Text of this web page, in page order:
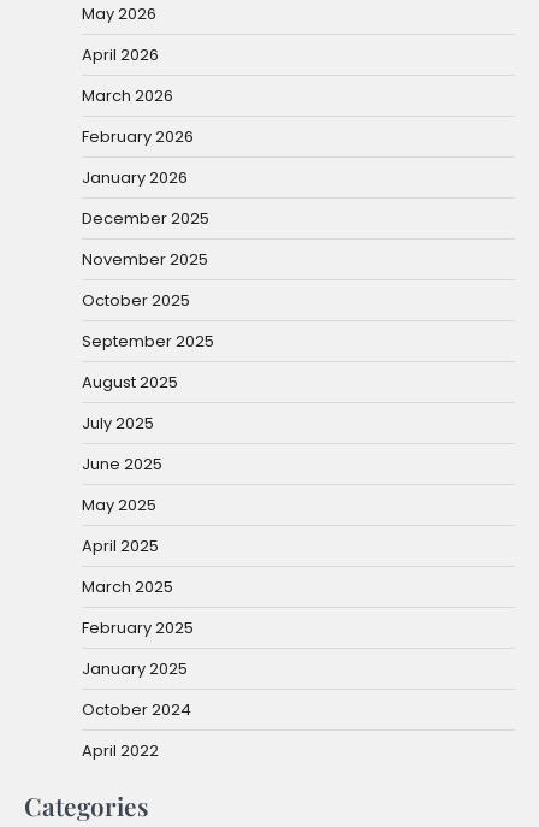
May 2026
April 2026
March 2026
February 2026
January 2026
December 2025
November 2025
October 2025
September 2025
August 2025
July 2025
June 2025
May 2025
April 2025
March 2025
February 2025
January 2025
October 2024
April 2022
Categories